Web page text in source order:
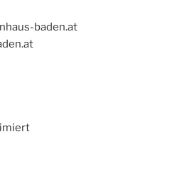
baden.at